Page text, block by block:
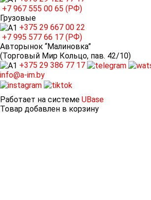
+7 967 555 00 65 (РФ)
Грузовые
+375 29 667 00 22
+7 995 577 66 17 (РФ)
Авторынок “Малиновка”
(Торговый Мир Кольцо, пав. 42/10)
+375 29 386 77 17
info@a-im.by
Работает на системе UBase
Товар добавлен в корзину